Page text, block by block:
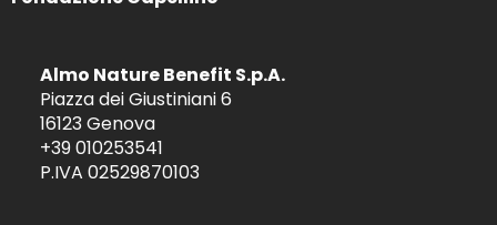
Almo Nature Benefit S.p.A.
Piazza dei Giustiniani 6
16123 Genova
+39 010253541
P.IVA 02529870103